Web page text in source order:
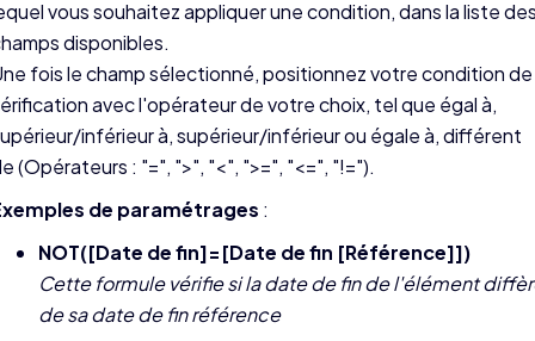
vous souhaitez appliquer une condition, dans la liste
disponibles.
fois le champ sélectionné, positionnez votre condition de
avec l'opérateur de votre choix, tel que égal à,
inférieur à, supérieur/inférieur ou égale à, différent
(Opérateurs : "=", ">", "<", ">=", "<=", "!=").
de paramétrages :
NOT([Date de fin]=[Date de fin [Référence]])
Cette formule vérifie si la date de fin de l'élément
de sa date de fin référence